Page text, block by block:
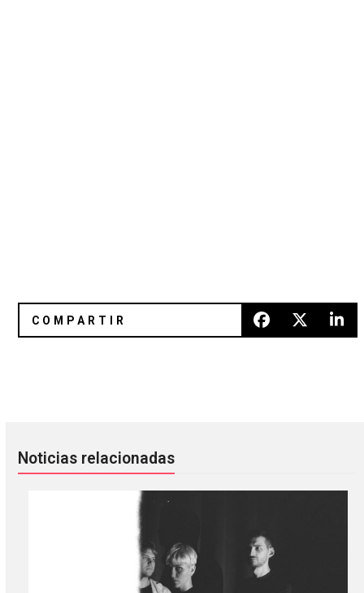
Noticias relacionadas